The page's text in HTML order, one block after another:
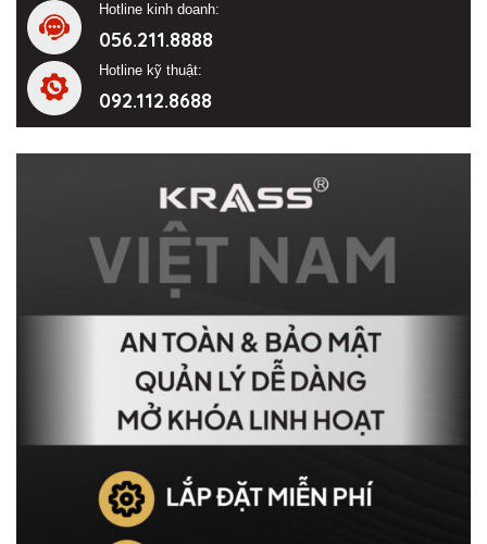
Hotline kinh doanh:
056.211.8888
Hotline kỹ thuật:
092.112.8688